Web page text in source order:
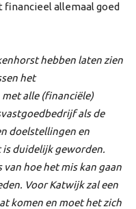
financieel allemaal goed
hebben laten zien
het
alle (financiële)
als de
doelstellingen en
duidelijk geworden.
hoe het mis kan gaan
Voor Katwijk zal een
komen en moet het zich